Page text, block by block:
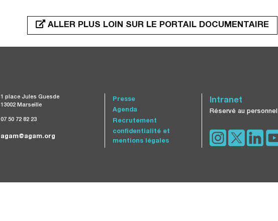
ALLER PLUS LOIN SUR LE PORTAIL DOCUMENTAIRE
1 place Jules Guesde
13002 Marseille
07 50 72 82 23
agam@agam.org
Presse
Agenda
Recrutement
confidentialité et
mentions légales
Intranet
Réservé au personnel